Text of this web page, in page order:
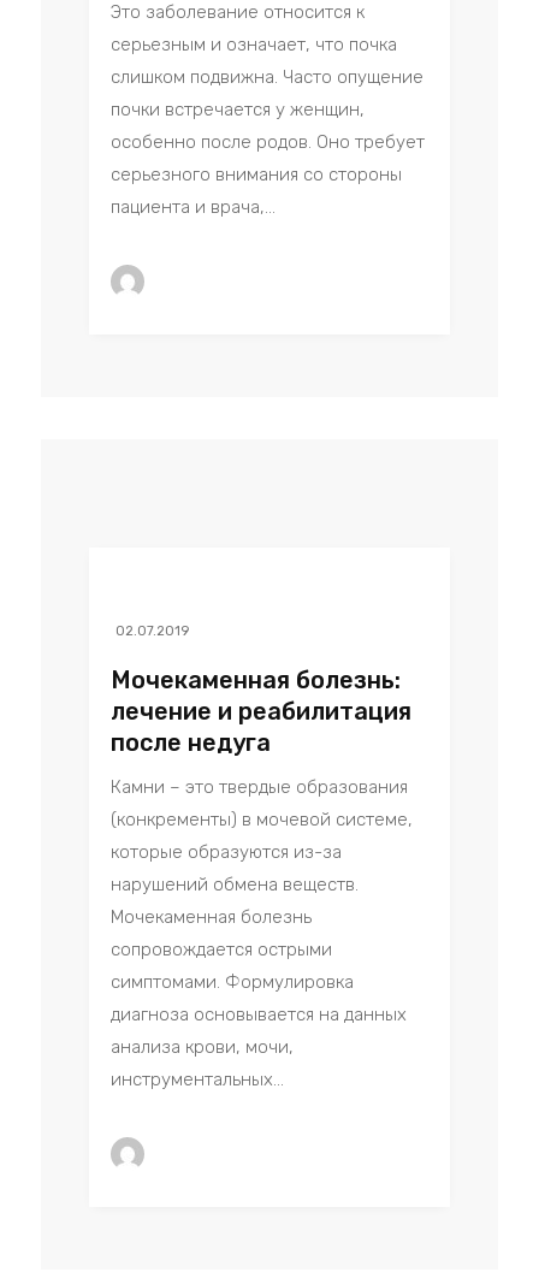
Это заболевание относится к
серьезным и означает, что почка
слишком подвижна. Часто опущение
почки встречается у женщин,
особенно после родов. Оно требует
серьезного внимания со стороны
пациента и врача,...
02.07.2019
Мочекаменная болезнь:
лечение и реабилитация
после недуга
Камни – это твердые образования
(конкременты) в мочевой системе,
которые образуются из-за
нарушений обмена веществ.
Мочекаменная болезнь
сопровождается острыми
симптомами. Формулировка
диагноза основывается на данных
анализа крови, мочи,
инструментальных...